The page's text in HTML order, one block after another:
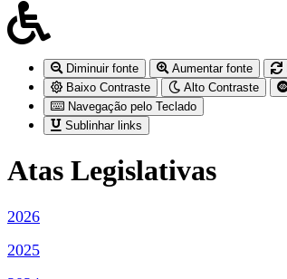
Diminuir fonte Aumentar fonte
Baixo Contraste
Alto Contraste
Navegação pelo Teclado
Sublinhar links
Atas Legislativas
2026
2025